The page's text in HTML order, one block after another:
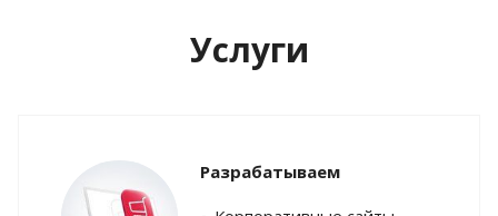
Услуги
Разрабатываем